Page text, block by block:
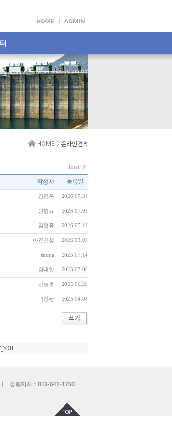
HOME > 온라인견적
Total. 37
작성자 등록일
김진욱 2026.07.31
안형규 2026.07.03
김형종 2026.05.12
아진건설 2026.03.05
emma 2025.07.14
강태인 2025.07.08
신승훈 2025.06.26
박정완 2025.04.08
OR